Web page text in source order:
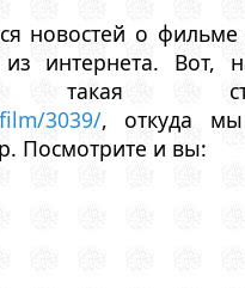
новостей о
интернета. Вот,
такая
3039/, откуда мы
Посмотрите и вы: